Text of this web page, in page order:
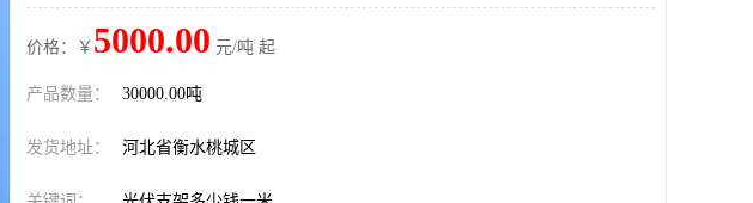
价格：￥ 5000.00 元/吨 起
产品数量： 30000.00吨
发货地址： 河北省衡水桃城区